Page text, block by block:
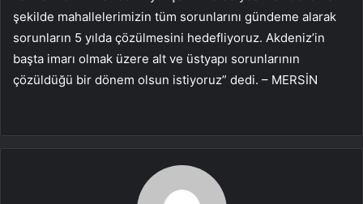
şekilde mahallelerimizin tüm sorunlarını gündeme alarak
sorunların 5 yılda çözülmesini hedefliyoruz. Akdeniz’in
başta imarı olmak üzere alt ve üstyapı sorunlarının
çözüldüğü bir dönem olsun istiyoruz” dedi. – MERSİN